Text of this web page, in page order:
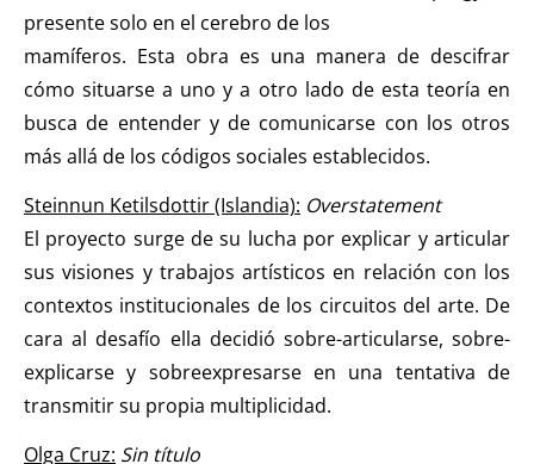
presente solo en el cerebro de los
mamíferos. Esta obra es una manera de descifrar
cómo situarse a uno y a otro lado de esta teoría en
busca de entender y de comunicarse con los otros
más allá de los códigos sociales establecidos.
Steinnun Ketilsdottir (Islandia): Overstatement
El proyecto surge de su lucha por explicar y articular
sus visiones y trabajos artísticos en relación con los
contextos institucionales de los circuitos del arte. De
cara al desafío ella decidió sobre-articularse, sobre-
explicarse y sobreexpresarse en una tentativa de
transmitir su propia multiplicidad.
Olga Cruz: Sin título